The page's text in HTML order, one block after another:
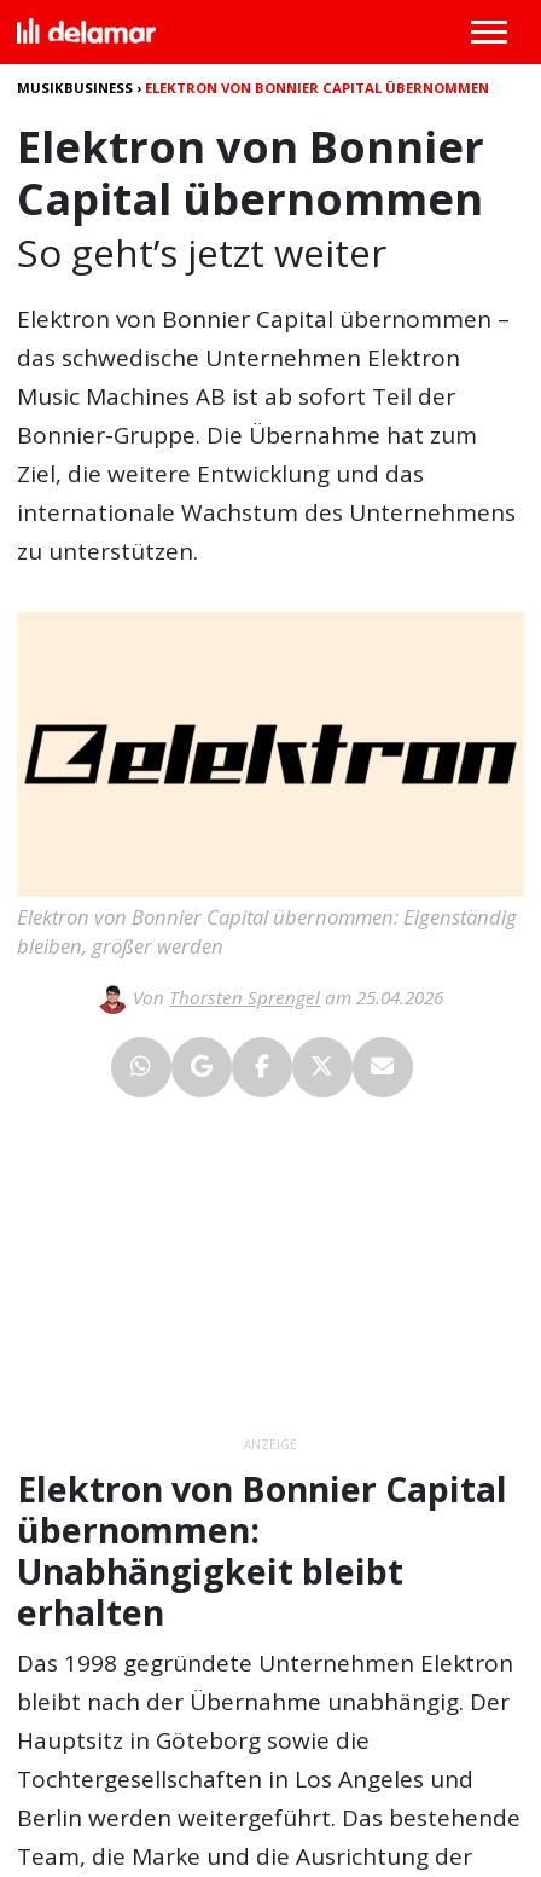
MUSIKBUSINESS › ELEKTRON VON BONNIER CAPITAL ÜBERNOMMEN
Elektron von Bonnier
Capital übernommen
So geht’s jetzt weiter
Elektron von Bonnier Capital übernommen –
das schwedische Unternehmen Elektron
Music Machines AB ist ab sofort Teil der
Bonnier-Gruppe. Die Übernahme hat zum
Ziel, die weitere Entwicklung und das
internationale Wachstum des Unternehmens
zu unterstützen.
Elektron von Bonnier Capital übernommen: Eigenständig
bleiben, größer werden
Von Thorsten Sprengel am 25.04.2026
ANZEIGE
Elektron von Bonnier Capital
übernommen:
Unabhängigkeit bleibt
erhalten
Das 1998 gegründete Unternehmen Elektron
bleibt nach der Übernahme unabhängig. Der
Hauptsitz in Göteborg sowie die
Tochtergesellschaften in Los Angeles und
Berlin werden weitergeführt. Das bestehende
Team, die Marke und die Ausrichtung der